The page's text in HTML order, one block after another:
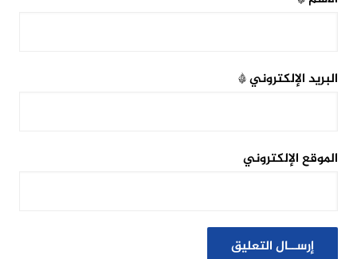
البريد الإلكتروني*
الموقع الإلكتروني